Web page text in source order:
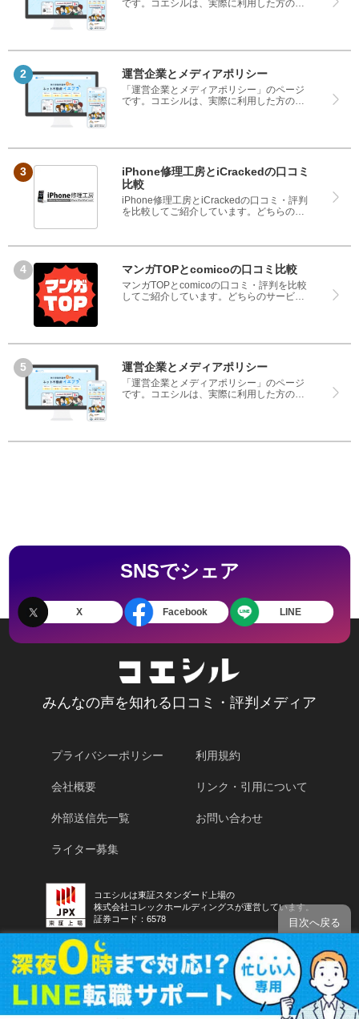
です。コエシルは、実際に利用した方の口
なく、悪い口コミもしっかり掲載している
さい。
運営企業とメディアポリシー
「運営企業とメディアポリシー」のページ
です。コエシルは、実際に利用した方の口
なく、悪い口コミもしっかり掲載している
さい。
iPhone修理工房とiCrackedの口コミ
比較
iPhone修理工房とiCrackedの口コミ・評判
を比較してご紹介しています。どちらのサ
て、iPhone修理工房とiCrackedのどちらを
マンガTOPとcomicoの口コミ比較
マンガTOPとcomicoの口コミ・評判を比較
してご紹介しています。どちらのサービス
てください。
運営企業とメディアポリシー
「運営企業とメディアポリシー」のページ
です。コエシルは、実際に利用した方の口
なく、悪い口コミもしっかり掲載している
SNSでシェア
X Facebook LINE
みんなの声を知れる口コミ・評判メディア
プライバシーポリシー 利用規約
会社概要 リンク・引用について
外部送信先一覧 お問い合わせ
ライター募集
コエシルは東証スタンダード上場の
株式会社コレックホールディングスが運営しています。
証券コード：6578
コエシルを運営する株式会社ホールディングスは
景表法・特定商取引法に関する認定資格「KTAA」の団体認証マークを取
得しています。
目次へ戻る